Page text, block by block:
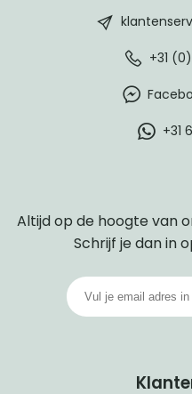
+31
+31
Altijd op de hoogte van
Schrijf je dan in